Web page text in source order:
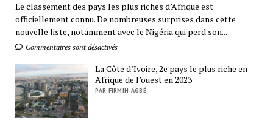
Le classement des pays les plus riches d’Afrique est
officiellement connu. De nombreuses surprises dans cette
nouvelle liste, notamment avec le Nigéria qui perd son...
Commentaires sont désactivés
La Côte d’Ivoire, 2e pays le plus riche en
Afrique de l’ouest en 2023
PAR FIRMIN AGBÉ